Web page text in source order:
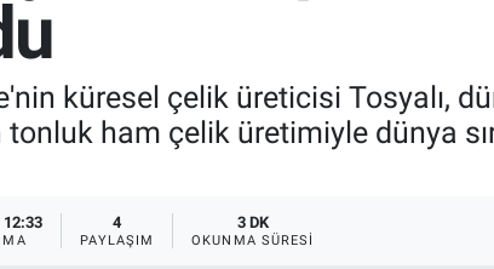
küresel çelik üreticisi Tosyalı,
ham çelik üretimiyle dünya
12:33 4
PAYLAŞIM
3 DK
OKUNMA SÜRESI